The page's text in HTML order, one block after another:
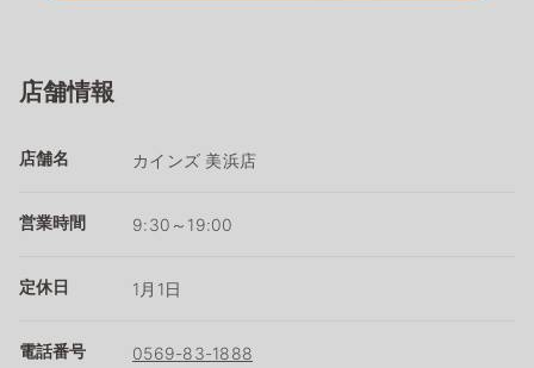
店舗情報
店舗名 カインズ 美浜店
営業時間 9:30～19:00
定休日 1月1日
電話番号 0569-83-1888